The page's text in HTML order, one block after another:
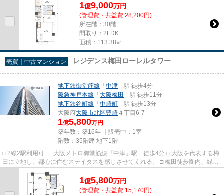
1億9,000万円
(管理費・共益費 28,200円)
所在階：30階
間取り：2LDK
面積：113.38㎡
売買｜中古マンション レジデンス梅田ローレルタワー
地下鉄御堂筋線 「 中津 」駅 徒歩4分
阪急神戸本線 「 大阪梅田 」駅 徒歩11分
地下鉄谷町線 「 中崎町 」駅 徒歩13分
大阪府大阪市北区豊崎 ４丁目6-7
1億5,800万円
築年数：築16年 ｜販売中： 1室
階数：35階建 地下1階
□ 2線2駅利用可 大阪メトロ御堂筋線『中津』駅 徒歩4分 □ 大阪を代表する梅
田に立地し、都心に住むステイタスを感じさせてくれる。 □ 梅田徒歩圏内、緑豊
かな公園が徒歩圏内にご...
1億5,800万円
(管理費・共益費 15,170円)